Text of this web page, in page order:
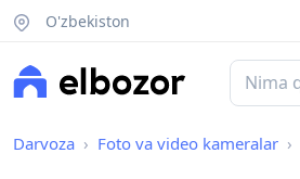
O'zbekiston
Darvoza Foto va video kameralar